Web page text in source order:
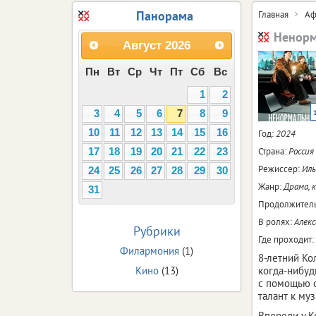
Главная
Год:2024
Страна:Россия
Режиссер:
Жанр:Драма,
В ролях:
Где проходит:
8-летний
когда-
с помощью
талант к
Панорама
Август 2026
Пн Вт Ср Чт Пт Сб
Вс
1
2
3
4 5 6 7 8
9
10
11 12 13 14 15
16
17
18 19 20 21 22
23
24
25 26 27 28 29
30
31
Рубрики
Филармония (1)
Кино(13)